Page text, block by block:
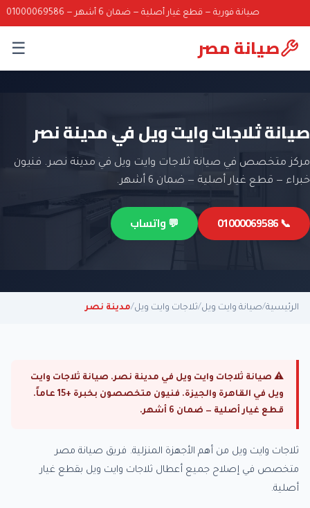
صيانة فورية — قطع غيار أصلية — ضمان 6 أشهر — 01000069586
صيانة مصر ☰
صيانة ثلاجات وايت ويل في مدينة نصر
مركز متخصص في صيانة ثلاجات وايت ويل في مدينة نصر. فنيون
خبراء — قطع غيار أصلية — ضمان 6 أشهر.
📞 01000069586 💬 واتساب
الرئيسية/صيانة وايت ويل/ثلاجات وايت ويل/مدينة نصر
⚠ صيانة ثلاجات وايت ويل في مدينة نصر. صيانة ثلاجات وايت
ويل في القاهرة والجيزة. فنيون متخصصون بخبرة +15 عاماً.
قطع غيار أصلية — ضمان 6 أشهر.
ثلاجات وايت ويل من أهم الأجهزة المنزلية. فريق صيانة مصر
متخصص في إصلاح جميع أعطال ثلاجات وايت ويل بقطع غيار
أصلية.